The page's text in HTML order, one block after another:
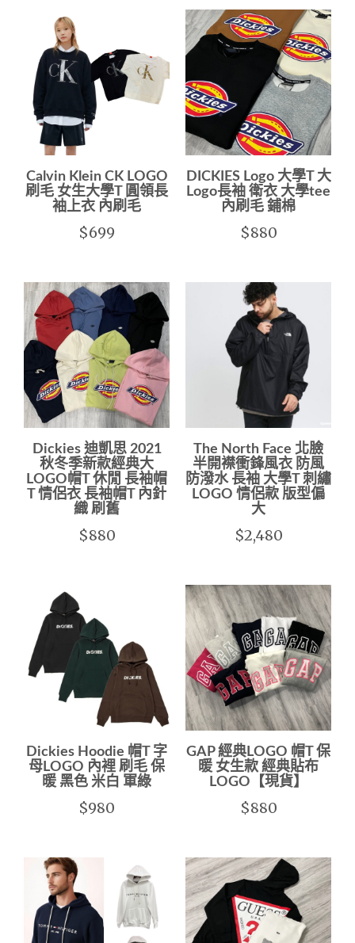
Calvin Klein CK LOGO
刷毛 女生大學T 圓領長
袖上衣 內刷毛
$699
DICKIES Logo 大學T 大
Logo長袖 衛衣 大學tee
內刷毛 鋪棉
$880
Dickies 迪凱思 2021
秋冬季新款經典大
LOGO帽T 休閒 長袖帽
T 情侶衣 長袖帽T 內針
織 刷舊
$880
The North Face 北臉
半開襟衝鋒風衣 防風
防潑水 長袖 大學T 刺繡
LOGO 情侶款 版型偏
大
$2,480
Dickies Hoodie 帽T 字
母LOGO 內裡 刷毛 保
暖 黑色 米白 軍綠
$980
GAP 經典LOGO 帽T 保
暖 女生款 經典貼布
LOGO【現貨】
$880